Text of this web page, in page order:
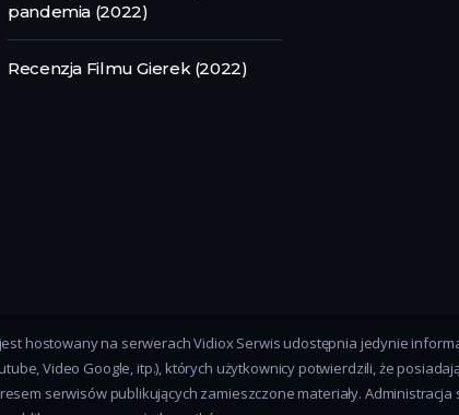
pandemia (2022)
Recenzja Filmu Gierek (2022)
hostowany na serwerach Vidiox Serwis udostępnia jedynie
Video Google, itp.), których użytkownicy potwierdzili, że
serwisów publikujących zamieszczone materiały. Administracja